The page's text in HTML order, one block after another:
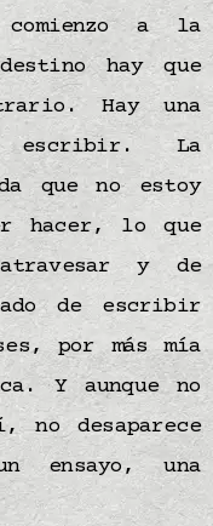
comienzo a la
hay que
Hay una
escribir. La
que no estoy
hacer, lo que
y de
de escribir
por más mía
Y aunque no
no desaparece
ensayo, una